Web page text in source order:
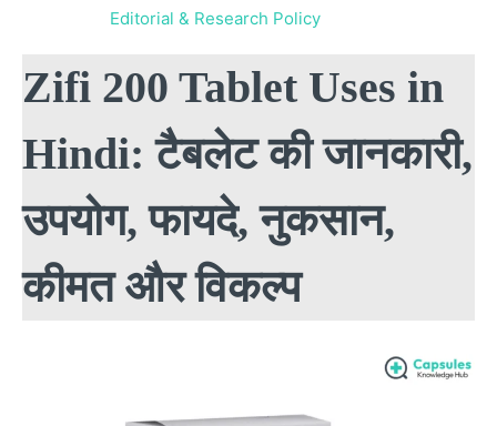
Editorial & Research Policy
Zifi 200 Tablet Uses in
Hindi: टैबलेट की जानकारी,
उपयोग, फायदे, नुकसान,
कीमत और विकल्प